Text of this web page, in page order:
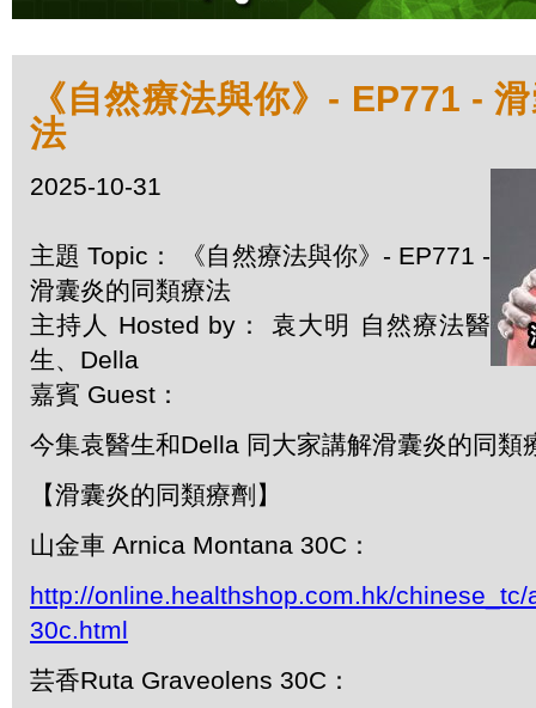
《自然療法與你》- EP771 -
法
2025-10-31
主題 Topic： 《自然療法與你》- EP771 -
滑囊炎的同類療法
主持人 Hosted by： 袁大明 自然療法醫
生、Della
嘉賓 Guest：
今集袁醫生和Della 同大家講解滑囊炎的同類
【滑囊炎的同類療劑】
山金車 Arnica Montana 30C：
http://online.healthshop.com.hk/
30c.html
芸香Ruta Graveolens 30C：